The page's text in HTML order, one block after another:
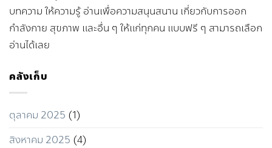
บทความ ให้ความรู้ อ่านเพื่อความสนุนสนาน เกี่ยวกับการออก
กำลังกาย สุขภาพ และอื่น ๆ ให้แก่ทุกคน แบบฟรี ๆ สามารถเลือก
อ่านได้เลย
คลังเก็บ
ตุลาคม 2025 (1)
สิงหาคม 2025 (4)